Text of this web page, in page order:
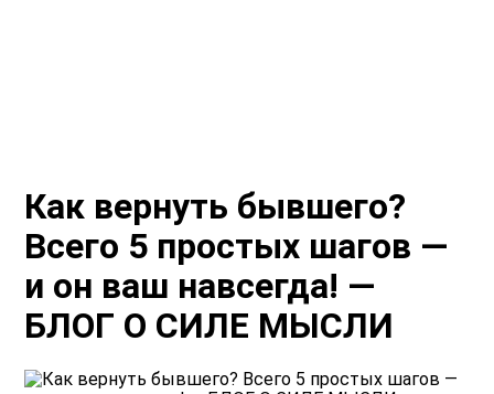
Как вернуть бывшего?
Всего 5 простых шагов ―
и он ваш навсегда! —
БЛОГ О СИЛЕ МЫСЛИ